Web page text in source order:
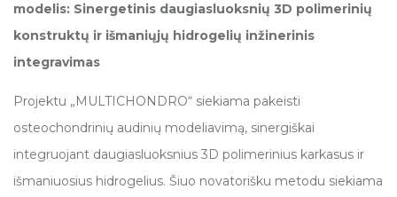
Gyvūnų gerovės taryba
IMC APC
APC įranga
EMAPS – CARDIO
LINK PERSONALIZUOTO AUTOIMUNINIO EPITELITO VALDYMO:
RAIŠKOS TYRIMAS
ITIN AUKŠTO DAŽNIO ELEKTROCHEMOTERAPIJOS METODAS
modelis: Sinergetinis daugiasluoksnių 3D polimerinių
konstruktų ir išmaniųjų hidrogelių inžinerinis
integravimas
Projektu „MULTICHONDRO“ siekiama pakeisti
osteochondrinių audinių modeliavimą, sinergiškai
integruojant daugiasluoksnius 3D polimerinius karkasus ir
išmaniuosius hidrogelius. Šiuo novatorišku metodu siekiama